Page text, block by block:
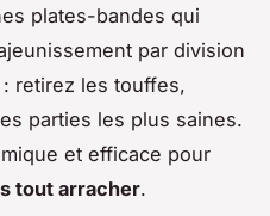
plates-bandes qui
par division
retirez les touffes,
parties les plus saines.
et efficace pour
tout arracher.